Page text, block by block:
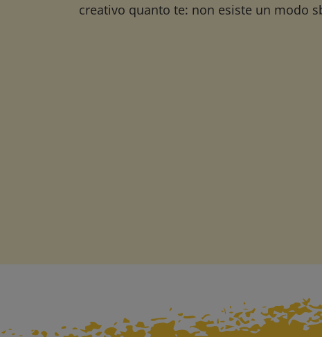
creativo quanto te: non esiste un modo